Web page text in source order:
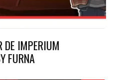
DE IMPERIUM
FURNA